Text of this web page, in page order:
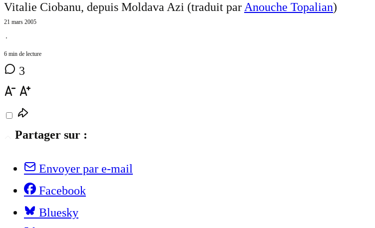
Vitalie Ciobanu, depuis Moldava Azi (traduit parAnouche Topalian)
21 mars 2005
⋅
6 min de lecture
3
Partager sur :
Envoyer par e-mail
Facebook
Bluesky